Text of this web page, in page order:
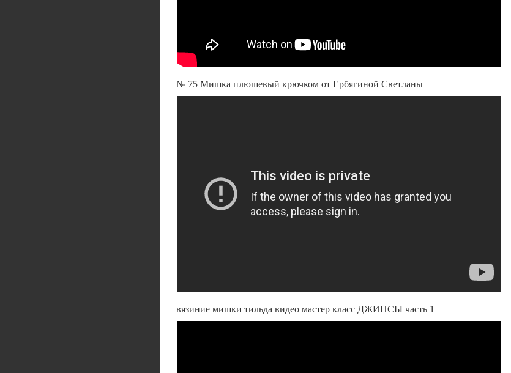
№ 75 Мишка плюшевый крючком от Ербягиной Светланы
вязиние мишки тильда видео мастер класс ДЖИНСЫ часть 1